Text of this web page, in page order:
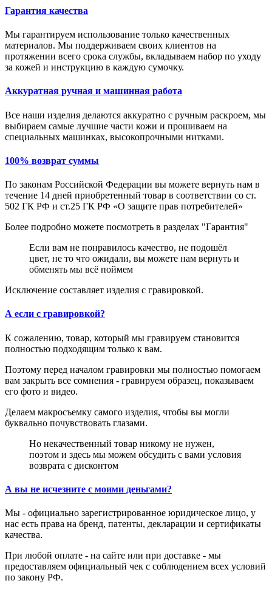
Гарантия качества
Мы гарантируем использование только качественных
материалов. Мы поддерживаем своих клиентов на
протяжении всего срока службы, вкладываем набор по уходу
за кожей и инструкцию в каждую сумочку.
Аккуратная ручная и машинная работа
Все наши изделия делаются аккуратно с ручным раскроем, мы
выбираем самые лучшие части кожи и прошиваем на
специальных машинках, высокопрочными нитками.
100% возврат суммы
По законам Российской Федерации вы можете вернуть нам в
течение 14 дней приобретенный товар в соответствии со ст.
502 ГК РФ и ст.25 ГК РФ «О защите прав потребителей»
Более подробно можете посмотреть в разделах "Гарантия"
Если вам не понравилось качество, не подошёл
цвет, не то что ожидали, вы можете нам вернуть и
обменять мы всё поймем
Исключение составляет изделия с гравировкой.
А если с гравировкой?
К сожалению, товар, который мы гравируем становится
полностью подходящим только к вам.
Поэтому перед началом гравировки мы полностью помогаем
вам закрыть все сомнения - гравируем образец, показываем
его фото и видео.
Делаем макросъемку самого изделия, чтобы вы могли
буквально почувствовать глазами.
Но некачественный товар никому не нужен,
поэтом и здесь мы можем обсудить с вами условия
возврата с дисконтом
А вы не исчезните с моими деньгами?
Мы - официально зарегистрированное юридическое лицо, у
нас есть права на бренд, патенты, декларации и сертификаты
качества.
При любой оплате - на сайте или при доставке - мы
предоставляем официальный чек с соблюдением всех условий
по закону РФ.